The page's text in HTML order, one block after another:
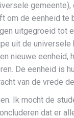
om de eenheid te
uitgegroeid tot
uit de
nieuwe eenheid,
De eenheid is
van de vrede
Ik mocht de
dat er